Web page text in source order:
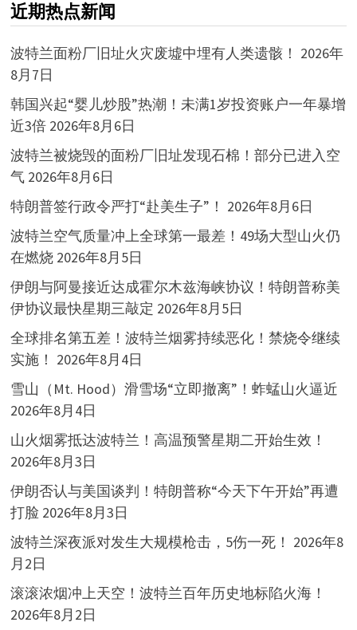
近期热点新闻
波特兰面粉厂旧址火灾废墟中埋有人类遗骸！ 2026年
8月7日
韩国兴起“婴儿炒股”热潮！未满1岁投资账户一年暴增
近3倍 2026年8月6日
波特兰被烧毁的面粉厂旧址发现石棉！部分已进入空
气 2026年8月6日
特朗普签行政令严打“赴美生子”！ 2026年8月6日
波特兰空气质量冲上全球第一最差！49场大型山火仍
在燃烧 2026年8月5日
伊朗与阿曼接近达成霍尔木兹海峡协议！特朗普称美
伊协议最快星期三敲定 2026年8月5日
全球排名第五差！波特兰烟雾持续恶化！禁烧令继续
实施！ 2026年8月4日
雪山（Mt. Hood）滑雪场“立即撤离”！蚱蜢山火逼近
2026年8月4日
山火烟雾抵达波特兰！高温预警星期二开始生效！
2026年8月3日
伊朗否认与美国谈判！特朗普称“今天下午开始”再遭
打脸 2026年8月3日
波特兰深夜派对发生大规模枪击，5伤一死！ 2026年8
月2日
滚滚浓烟冲上天空！波特兰百年历史地标陷火海！
2026年8月2日